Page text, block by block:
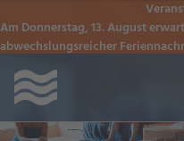
Am Donnerstag, 13. August
abwechslungsreicher